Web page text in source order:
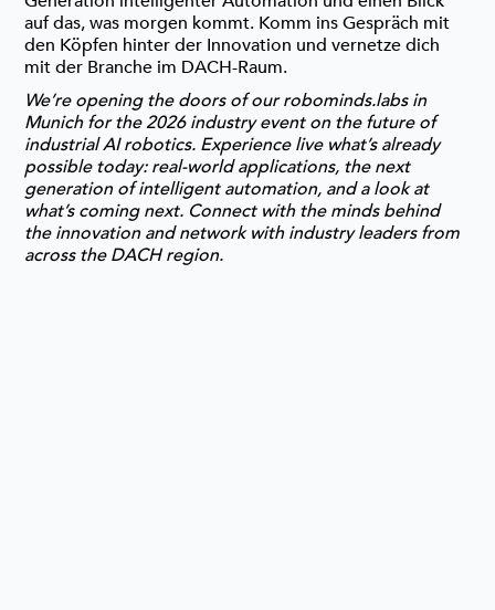
auf das, was morgen kommt. Komm ins Gespräch mit
den Köpfen hinter der Innovation und vernetze dich
mit der Branche im DACH-Raum.
We’re opening the doors of our robominds.labs in
Munich for the 2026 industry event on the future of
industrial AI robotics. Experience live what’s already
possible today: real-world applications, the next
generation of intelligent automation, and a look at
what’s coming next. Connect with the minds behind
the innovation and network with industry leaders from
across the DACH region.